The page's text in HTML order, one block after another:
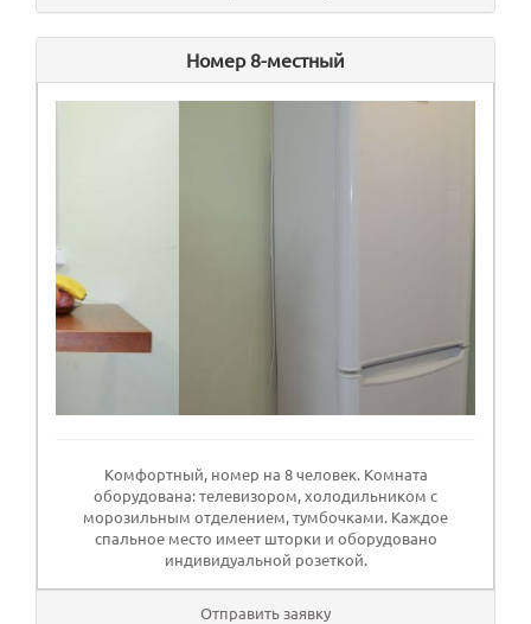
Номер 8-местный
Комфортный, номер на 8 человек. Комната
оборудована: телевизором, холодильником с
морозильным отделением, тумбочками. Каждое
спальное место имеет шторки и оборудовано
индивидуальной розеткой.
Отправить заявку